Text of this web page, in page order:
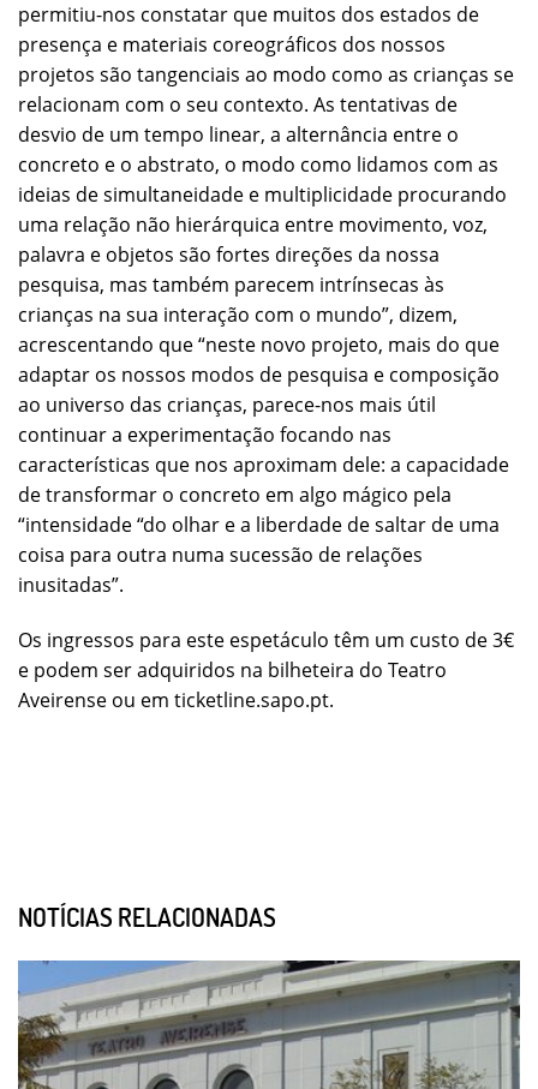
permitiu-nos constatar que muitos dos estados de
presença e materiais coreográficos dos nossos
projetos são tangenciais ao modo como as crianças se
relacionam com o seu contexto. As tentativas de
desvio de um tempo linear, a alternância entre o
concreto e o abstrato, o modo como lidamos com as
ideias de simultaneidade e multiplicidade procurando
uma relação não hierárquica entre movimento, voz,
palavra e objetos são fortes direções da nossa
pesquisa, mas também parecem intrínsecas às
crianças na sua interação com o mundo”, dizem,
acrescentando que “neste novo projeto, mais do que
adaptar os nossos modos de pesquisa e composição
ao universo das crianças, parece-nos mais útil
continuar a experimentação focando nas
características que nos aproximam dele: a capacidade
de transformar o concreto em algo mágico pela
“intensidade “do olhar e a liberdade de saltar de uma
coisa para outra numa sucessão de relações
inusitadas”.
Os ingressos para este espetáculo têm um custo de 3€
e podem ser adquiridos na bilheteira do Teatro
Aveirense ou em ticketline.sapo.pt.
NOTÍCIAS RELACIONADAS